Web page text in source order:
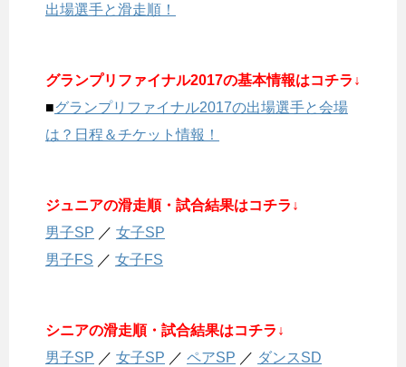
出場選手と滑走順！
グランプリファイナル2017の基本情報はコチラ↓
■グランプリファイナル2017の出場選手と会場
は？日程＆チケット情報！
ジュニアの滑走順・試合結果はコチラ↓
男子SP ／ 女子SP
男子FS ／ 女子FS
シニアの滑走順・試合結果はコチラ↓
男子SP ／ 女子SP ／ ペアSP ／ ダンスSD